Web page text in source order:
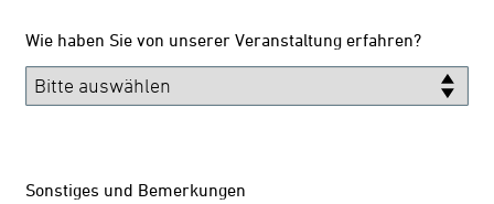
Wie haben Sie von unserer Veranstaltung erfahren?
Sonstiges und Bemerkungen